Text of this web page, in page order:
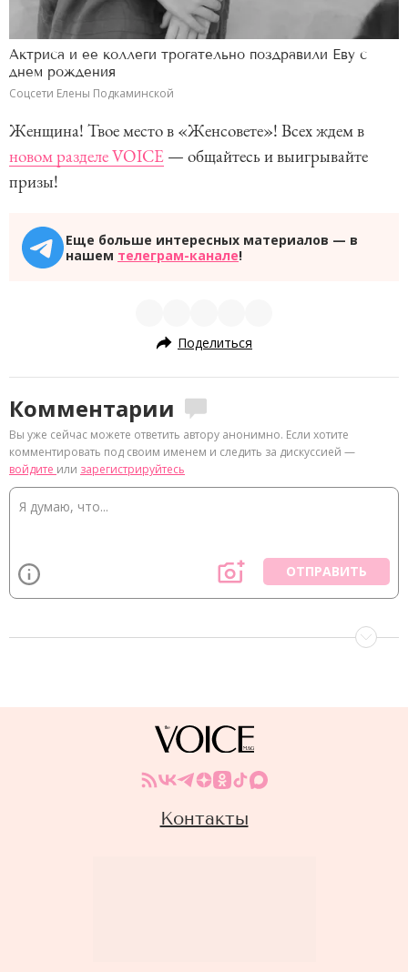
Актриса и ее коллеги трогательно поздравили Еву с
днем рождения
Соцсети Елены Подкаминской
Женщина! Твое место в «Женсовете»! Всех ждем в
новом разделе VOICE — общайтесь и выигрывайте
призы!
Еще больше интересных материалов — в
нашем телеграм-канале!
Поделиться
Комментарии
Вы уже сейчас можете ответить автору анонимно. Если хотите
комментировать под своим именем и следить за дискуссией —
войдите или зарегистрируйтесь
ОТПРАВИТЬ
Контакты